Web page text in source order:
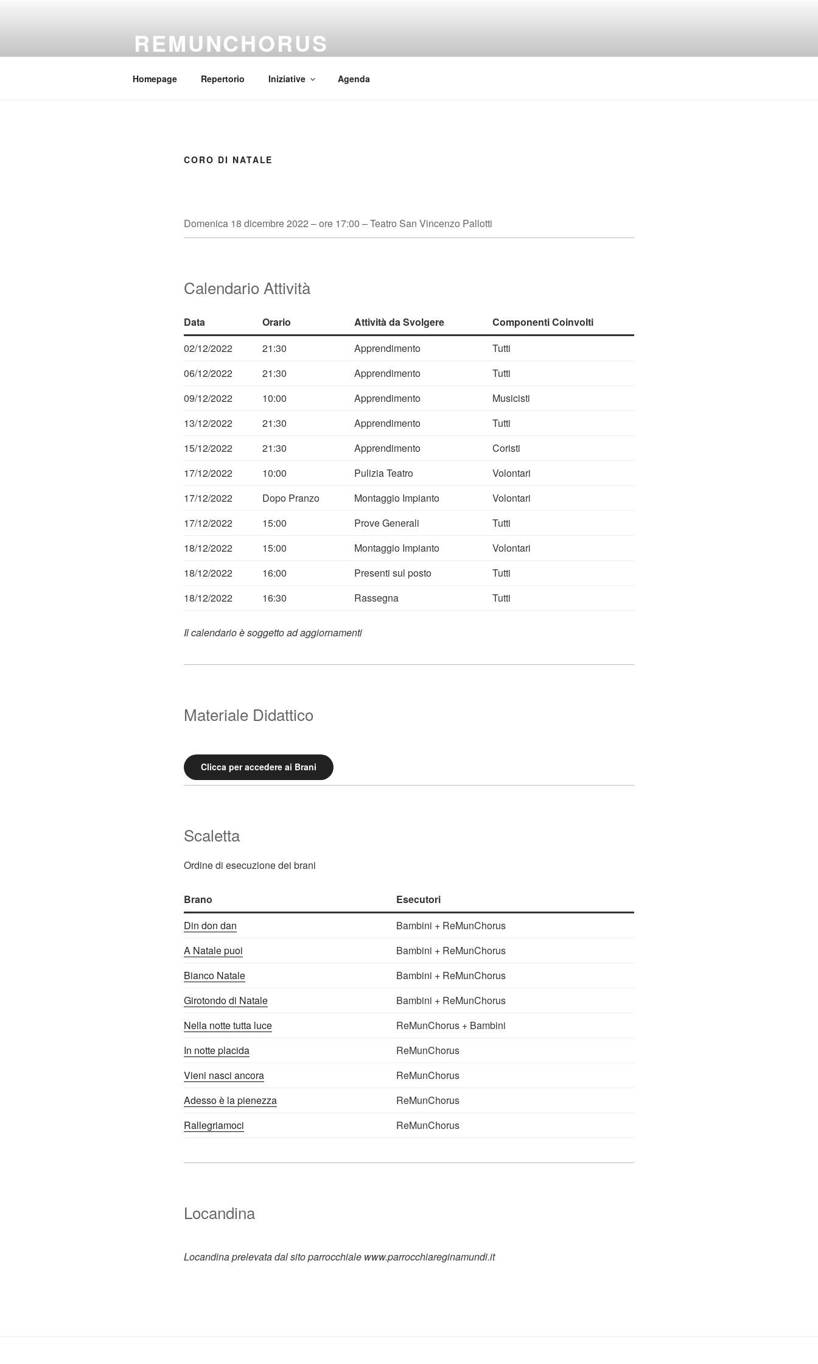
REMUNCHORUS
Homepage Repertorio Iniziative Agenda
CORO DI NATALE
Domenica 18 dicembre 2022 – ore 17:00 – Teatro San Vincenzo Pallotti
Calendario Attività
Data Orario Attività da Svolgere
Componenti Coinvolti
02/12/2022
21:30 Apprendimento
Tutti
06/12/2022
21:30 Apprendimento
Tutti
09/12/2022
10:00 Apprendimento
Musicisti
13/12/2022
21:30 Apprendimento
Tutti
15/12/2022
21:30 Apprendimento
Coristi
17/12/2022
10:00 Pulizia Teatro
Volontari
17/12/2022
Dopo Pranzo Montaggio Impianto
Volontari
17/12/2022
15:00 Prove Generali
Tutti
18/12/2022
15:00 Montaggio Impianto
Volontari
18/12/2022
16:00 Presenti sul posto
Tutti
18/12/2022
16:30 Rassegna Tutti
Il calendario è soggetto ad aggiornamenti
Materiale Didattico
Clicca per accedere ai Brani
Scaletta
Ordine di esecuzione dei brani
Brano
Esecutori
Din don dan
Bambini + ReMunChorus
A Natale puoi
Bambini + ReMunChorus
Bianco Natale
Bambini + ReMunChorus
Girotondo di Natale
Bambini + ReMunChorus
Nella notte tutta luce
ReMunChorus + Bambini
In notte placida
ReMunChorus
Vieni nasci ancora
ReMunChorus
Adesso è la pienezza
ReMunChorus
Rallegriamoci
ReMunChorus
Locandina
Locandina prelevata dal sito parrocchiale www.parrocchiareginamundi.it